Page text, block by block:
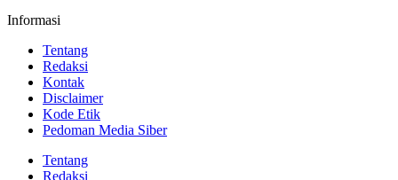
Informasi
Tentang
Redaksi
Kontak
Disclaimer
Kode Etik
Pedoman Media Siber
Tentang
Redaksi